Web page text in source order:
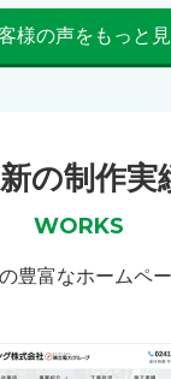
様の声をもっと
の制作実
WORKS
豊富なホームペ